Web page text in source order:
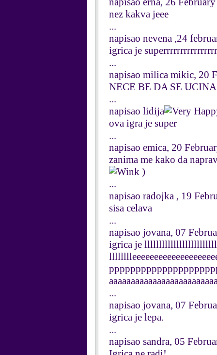
nez kakva jeee
...
napisao nevena ,24
igrica je
...
napisao milica mikic, 20
NECE BE DA SE UCINA
...
napisao lidija
ova igra je super
...
napisao emica, 20
zanima me kako da
)
...
napisao radojka , 19
sisa celava
...
napisao jovana, 07
igrica je
...
napisao jovana, 07
igrica je lepa.
...
napisao sandra, 05